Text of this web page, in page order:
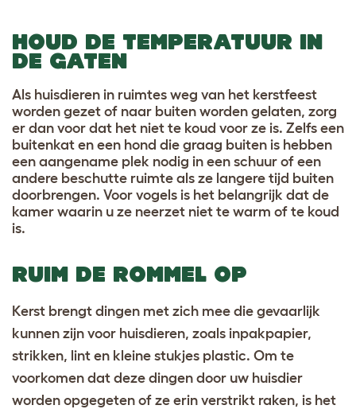
HOUD DE TEMPERATUUR IN
DE GATEN
Als huisdieren in ruimtes weg van het kerstfeest
worden gezet of naar buiten worden gelaten, zorg
er dan voor dat het niet te koud voor ze is. Zelfs een
buitenkat en een hond die graag buiten is hebben
een aangename plek nodig in een schuur of een
andere beschutte ruimte als ze langere tijd buiten
doorbrengen. Voor vogels is het belangrijk dat de
kamer waarin u ze neerzet niet te warm of te koud
is.
RUIM DE ROMMEL OP
Kerst brengt dingen met zich mee die gevaarlijk
kunnen zijn voor huisdieren, zoals inpakpapier,
strikken, lint en kleine stukjes plastic. Om te
voorkomen dat deze dingen door uw huisdier
worden opgegeten of ze erin verstrikt raken, is het